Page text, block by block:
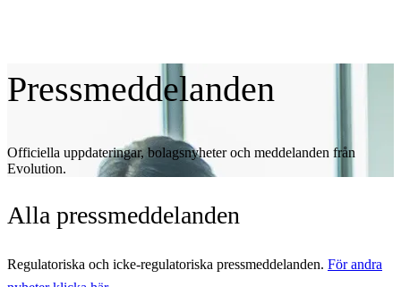
Pressmeddelanden
Officiella uppdateringar, bolagsnyheter och meddelanden från
Evolution.
Alla pressmeddelanden
Regulatoriska och icke-regulatoriska pressmeddelanden. För andra